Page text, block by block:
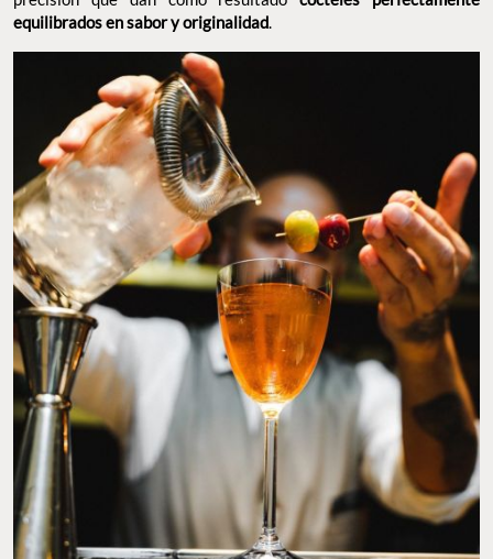
equilibrados en sabor y originalidad.